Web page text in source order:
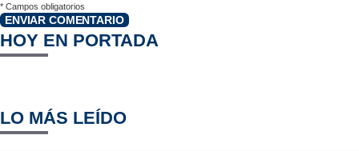
* Campos obligatorios
ENVIAR COMENTARIO
HOY EN PORTADA
LO MÁS LEÍDO